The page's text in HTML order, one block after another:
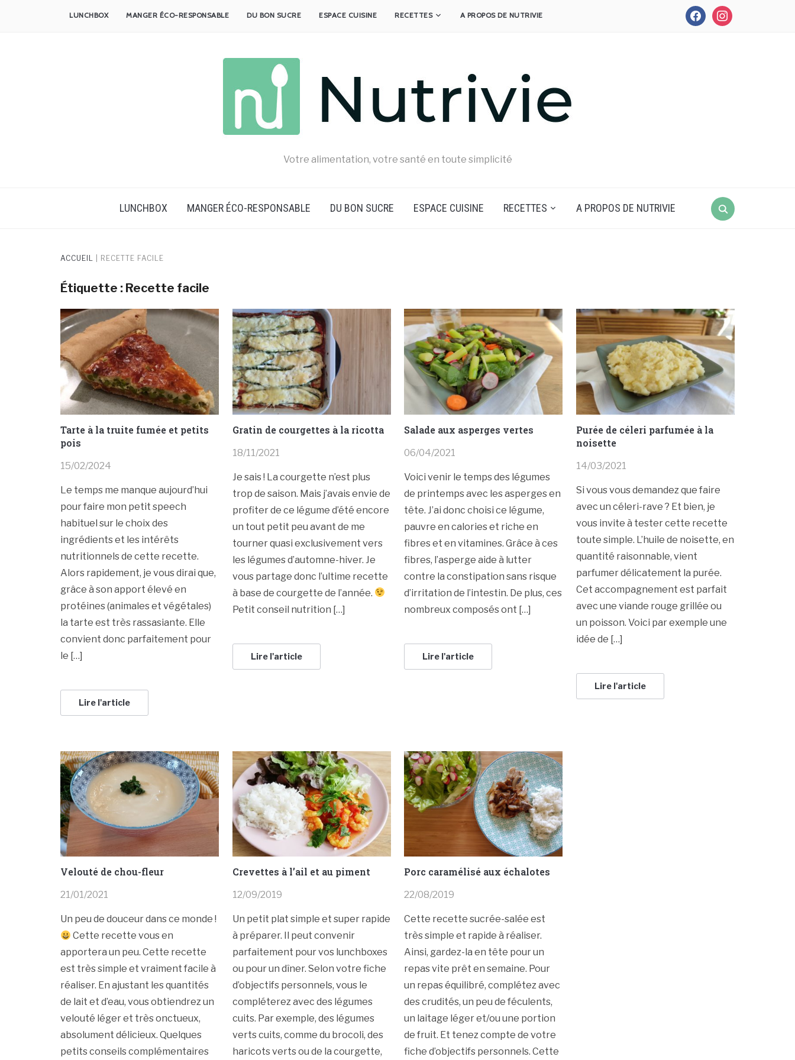
facebookinstagram
LUNCHBOX MANGER ÉCO-RESPONSABLE DU BON SUCRE ESPACE CUISINE RECETTES A PROPOS DE NUTRIVIE
Votre alimentation, votre santé en toute simplicité
Search
for:
LUNCHBOX MANGER ÉCO-RESPONSABLE DU BON SUCRE ESPACE CUISINE RECETTES A PROPOS DE NUTRIVIE
ACCUEIL RECETTE FACILE
Étiquette : Recette facile
Tarte à la truite fumée et petits
pois
15/02/2024
Le temps me manque aujourd’hui
pour faire mon petit speech
habituel sur le choix des
ingrédients et les intérêts
nutritionnels de cette recette.
Alors rapidement, je vous dirai que,
grâce à son apport élevé en
protéines (animales et végétales)
la tarte est très rassasiante. Elle
convient donc parfaitement pour
le […]
Lire l'article
Gratin de courgettes à la ricotta
18/11/2021
Je sais ! La courgette n’est plus
trop de saison. Mais j’avais envie de
profiter de ce légume d’été encore
un tout petit peu avant de me
tourner quasi exclusivement vers
les légumes d’automne-hiver. Je
vous partage donc l’ultime recette
à base de courgette de l’année.
Petit conseil nutrition […]
Lire l'article
Salade aux asperges vertes
06/04/2021
Voici venir le temps des légumes
de printemps avec les asperges en
tête. J’ai donc choisi ce légume,
pauvre en calories et riche en
fibres et en vitamines. Grâce à ces
fibres, l’asperge aide à lutter
contre la constipation sans risque
d’irritation de l’intestin. De plus, ces
nombreux composés ont […]
Lire l'article
Purée de céleri parfumée à la
noisette
14/03/2021
Si vous vous demandez que faire
avec un céleri-rave ? Et bien, je
vous invite à tester cette recette
toute simple. L’huile de noisette, en
quantité raisonnable, vient
parfumer délicatement la purée.
Cet accompagnement est parfait
avec une viande rouge grillée ou
un poisson. Voici par exemple une
idée de […]
Lire l'article
Velouté de chou-fleur
21/01/2021
Un peu de douceur dans ce monde !
Cette recette vous en
apportera un peu. Cette recette
est très simple et vraiment facile à
réaliser. En ajustant les quantités
de lait et d’eau, vous obtiendrez un
velouté léger et très onctueux,
absolument délicieux. Quelques
petits conseils complémentaires
Crevettes à l’ail et au piment
12/09/2019
Un petit plat simple et super rapide
à préparer. Il peut convenir
parfaitement pour vos lunchboxes
ou pour un dîner. Selon votre fiche
d’objectifs personnels, vous le
compléterez avec des légumes
cuits. Par exemple, des légumes
verts cuits, comme du brocoli, des
haricots verts ou de la courgette,
Porc caramélisé aux échalotes
22/08/2019
Cette recette sucrée-salée est
très simple et rapide à réaliser.
Ainsi, gardez-la en tête pour un
repas vite prêt en semaine. Pour
un repas équilibré, complétez avec
des crudités, un peu de féculents,
un laitage léger et/ou une portion
de fruit. Et tenez compte de votre
fiche d’objectifs personnels. Cette